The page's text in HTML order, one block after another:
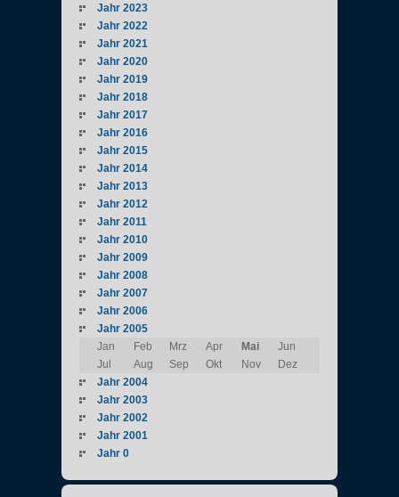
Jahr 2023
Jahr 2022
Jahr 2021
Jahr 2020
Jahr 2019
Jahr 2018
Jahr 2017
Jahr 2016
Jahr 2015
Jahr 2014
Jahr 2013
Jahr 2012
Jahr 2011
Jahr 2010
Jahr 2009
Jahr 2008
Jahr 2007
Jahr 2006
Jahr 2005
Jan
Feb Mrz Apr Mai
Jun
Jul
Aug Sep Okt Nov
Dez
Jahr 2004
Jahr 2003
Jahr 2002
Jahr 2001
Jahr 0